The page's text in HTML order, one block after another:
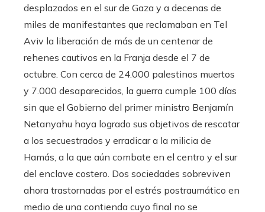
desplazados en el sur de Gaza y a decenas de
miles de manifestantes que reclamaban en Tel
Aviv la liberación de más de un centenar de
rehenes cautivos en la Franja desde el 7 de
octubre. Con cerca de 24.000 palestinos muertos
y 7.000 desaparecidos, la guerra cumple 100 días
sin que el Gobierno del primer ministro Benjamín
Netanyahu haya logrado sus objetivos de rescatar
a los secuestrados y erradicar a la milicia de
Hamás, a la que aún combate en el centro y el sur
del enclave costero. Dos sociedades sobreviven
ahora trastornadas por el estrés postraumático en
medio de una contienda cuyo final no se